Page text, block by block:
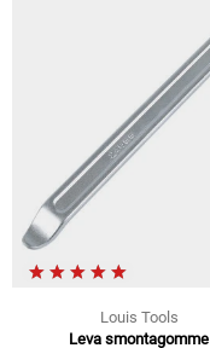
Louis Tools
Leva smontagomme